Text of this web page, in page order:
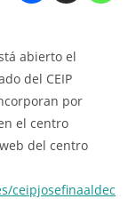
abierto el
del CEIP
por
el centro
del centro
ceipjosefinaaldec